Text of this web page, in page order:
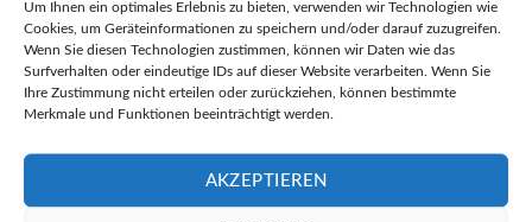
Um Ihnen ein optimales Erlebnis zu bieten, verwenden wir Technologien wie
Cookies, um Geräteinformationen zu speichern und/oder darauf zuzugreifen.
Wenn Sie diesen Technologien zustimmen, können wir Daten wie das
Surfverhalten oder eindeutige IDs auf dieser Website verarbeiten. Wenn Sie
Ihre Zustimmung nicht erteilen oder zurückziehen, können bestimmte
Merkmale und Funktionen beeinträchtigt werden.
AKZEPTIEREN
Optionen zur Anschaffung von bidirektionalen Wallboxen
nutzen, indem Sie die Seite (Hier) besuchen.
Was kosten die Installationen und welche
Die Kosten für die Installation einer bidirektionalen
Wallbox hängen stark vom gewählten Modell und den